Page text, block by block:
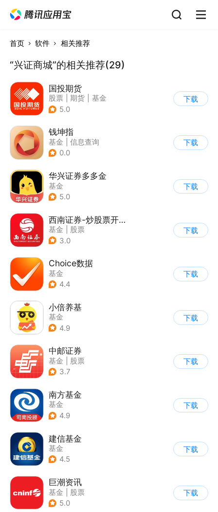
首页 软件 相关推荐
“兴证商城”的相关推荐(29)
国投期货
股票 期货
基金
5.0
下载
钱坤指
基金
信息查询
0.0
下载
华兴证券多多金
基金
5.0
下载
西南证券-炒股票开户，证券投资
基金
股票
3.0
下载
Choice数据
基金
4.4
下载
小倍养基
基金
4.9
下载
中邮证券
基金
股票
3.7
下载
南方基金
基金
4.9
下载
建信基金
基金
4.5
下载
巨潮资讯
基金
股票
5.0
下载